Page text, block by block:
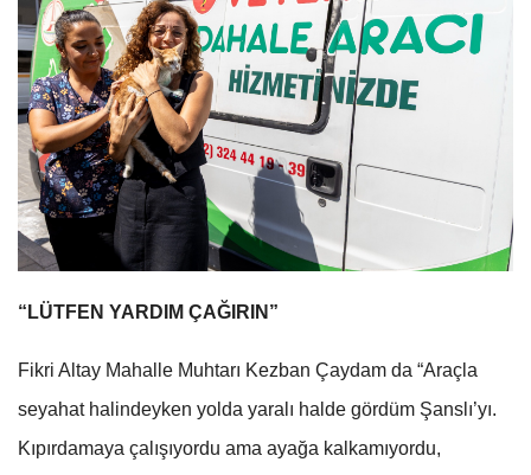
“LÜTFEN YARDIM ÇAĞIRIN”
Fikri Altay Mahalle Muhtarı Kezban Çaydam da “Araçla
seyahat halindeyken yolda yaralı halde gördüm Şanslı’yı.
Kıpırdamaya çalışıyordu ama ayağa kalkamıyordu,